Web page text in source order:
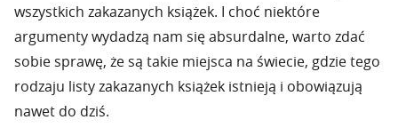
wszystkich zakazanych książek. I choć niektóre
argumenty wydadzą nam się absurdalne, warto zdać
sobie sprawę, że są takie miejsca na świecie, gdzie tego
rodzaju listy zakazanych książek istnieją i obowiązują
nawet do dziś.